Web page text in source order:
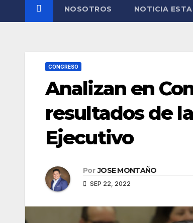
NOSOTROS NOTICIA
CONGRESO
Analizan en
resultados de
Ejecutivo
Por JOSE MONTAÑO
SEP 22, 2022